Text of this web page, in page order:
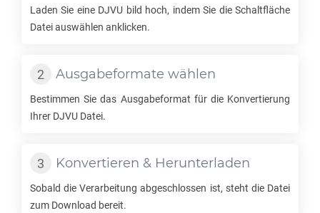
Laden Sie eine DJVU bild hoch, indem Sie die Schaltfläche
Datei auswählen anklicken.
Ausgabeformate wählen
Bestimmen Sie das Ausgabeformat für die Konvertierung
Ihrer DJVU Datei.
Konvertieren & Herunterladen
Sobald die Verarbeitung abgeschlossen ist, steht die Datei
zum Download bereit.